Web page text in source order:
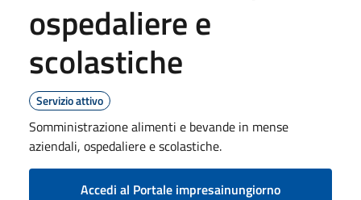
ospedaliere e
scolastiche
Servizio attivo
Somministrazione alimenti e bevande in mense
aziendali, ospedaliere e scolastiche.
Accedi al Portale impresainungiorno